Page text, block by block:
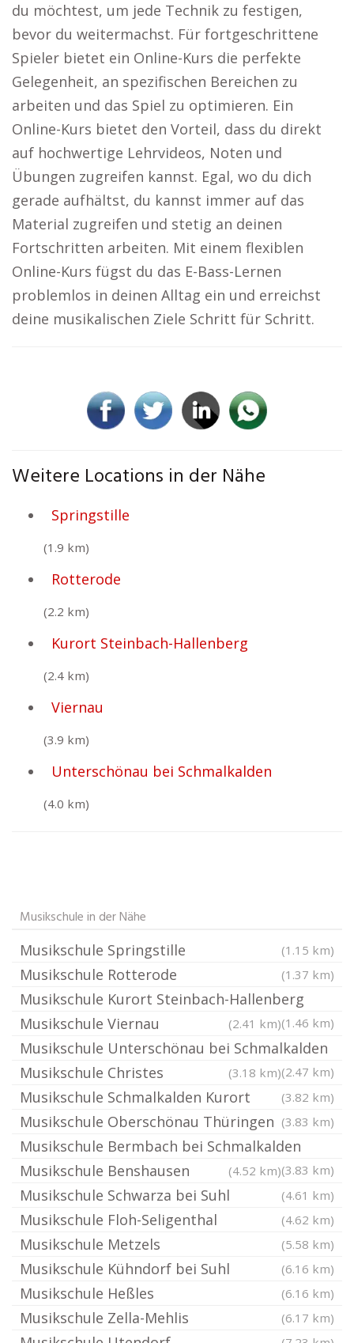
du möchtest, um jede Technik zu festigen,
bevor du weitermachst. Für fortgeschrittene
Spieler bietet ein Online-Kurs die perfekte
Gelegenheit, an spezifischen Bereichen zu
arbeiten und das Spiel zu optimieren. Ein
Online-Kurs bietet den Vorteil, dass du direkt
auf hochwertige Lehrvideos, Noten und
Übungen zugreifen kannst. Egal, wo du dich
gerade aufhältst, du kannst immer auf das
Material zugreifen und stetig an deinen
Fortschritten arbeiten. Mit einem flexiblen
Online-Kurs fügst du das E-Bass-Lernen
problemlos in deinen Alltag ein und erreichst
deine musikalischen Ziele Schritt für Schritt.
Weitere Locations in der Nähe
Springstille
(1.9 km)
Rotterode
(2.2 km)
Kurort Steinbach-Hallenberg
(2.4 km)
Viernau
(3.9 km)
Unterschönau bei Schmalkalden
(4.0 km)
Musikschule in der Nähe
Musikschule Springstille (1.15 km)
Musikschule Rotterode (1.37 km)
Musikschule Kurort Steinbach-Hallenberg
(1.46 km)
Musikschule Viernau (2.41 km)
Musikschule Unterschönau bei Schmalkalden
(2.47 km)
Musikschule Christes (3.18 km)
Musikschule Schmalkalden Kurort (3.82 km)
Musikschule Oberschönau Thüringen (3.83 km)
Musikschule Bermbach bei Schmalkalden
(3.83 km)
Musikschule Benshausen (4.52 km)
Musikschule Schwarza bei Suhl (4.61 km)
Musikschule Floh-Seligenthal (4.62 km)
Musikschule Metzels (5.58 km)
Musikschule Kühndorf bei Suhl (6.16 km)
Musikschule Heßles (6.16 km)
Musikschule Zella-Mehlis (6.17 km)